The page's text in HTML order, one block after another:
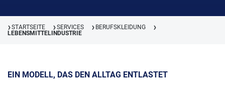
❯ STARTSEITE ❯ SERVICES ❯ BERUFSKLEIDUNG ❯
LEBENSMITTELINDUSTRIE
EIN MODELL, DAS DEN ALLTAG ENTLASTET